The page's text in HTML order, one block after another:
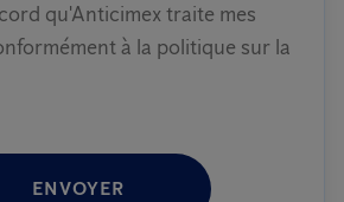
qu'Anticimex traite mes
à la politique sur la
ENVOYER